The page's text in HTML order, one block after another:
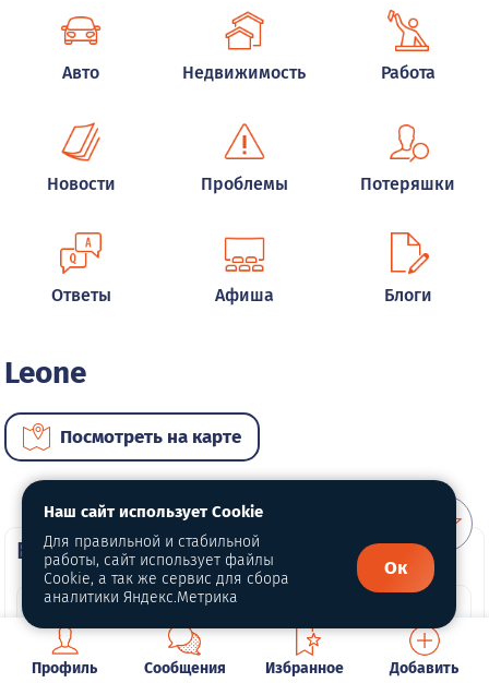
Авто Недвижимость Работа
Новости Проблемы Потеряшки
Ответы Афиша Блоги
Leone
Посмотреть на карте
ВИП автомобили
Профиль Сообщения Избранное Добавить
Наш сайт использует Cookie
Для правильной и стабильной
работы, сайт использует файлы
Cookie, а так же сервис для сбора
аналитики Яндекс.Метрика
Ок